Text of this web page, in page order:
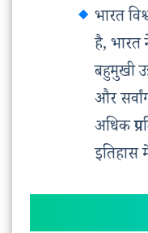
भारत
है,
बहुमुखी
और
अधिक
इतिहास